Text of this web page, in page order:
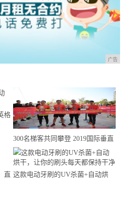
广告
格
300名梯客共同攀登 2019国际垂直
马拉松超级精英赛顺德海骏达中心
站欢乐开跑
直 这款电动牙刷的UV杀菌+自动烘